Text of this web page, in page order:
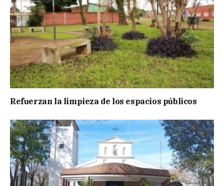
Refuerzan la limpieza de los espacios públicos